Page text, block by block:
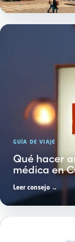
GUÍA DE VIAJE
Qué hacer
médica en
Leer consejo →